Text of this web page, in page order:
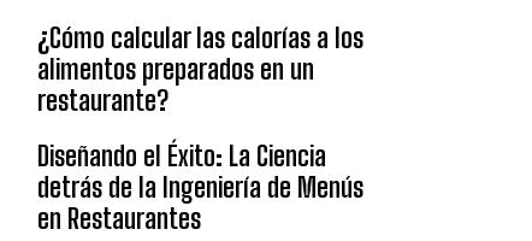
¿Cómo calcular las calorías a los
alimentos preparados en un
restaurante?
Diseñando el Éxito: La Ciencia
detrás de la Ingeniería de Menús
en Restaurantes